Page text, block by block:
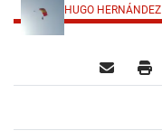
HUGO HERNÁNDEZ